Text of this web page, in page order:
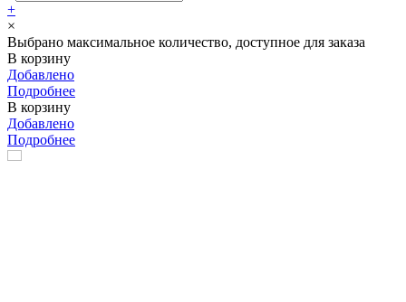
+
×
Выбрано максимальное количество, доступное для заказа
В корзину
Добавлено
Подробнее
В корзину
Добавлено
Подробнее